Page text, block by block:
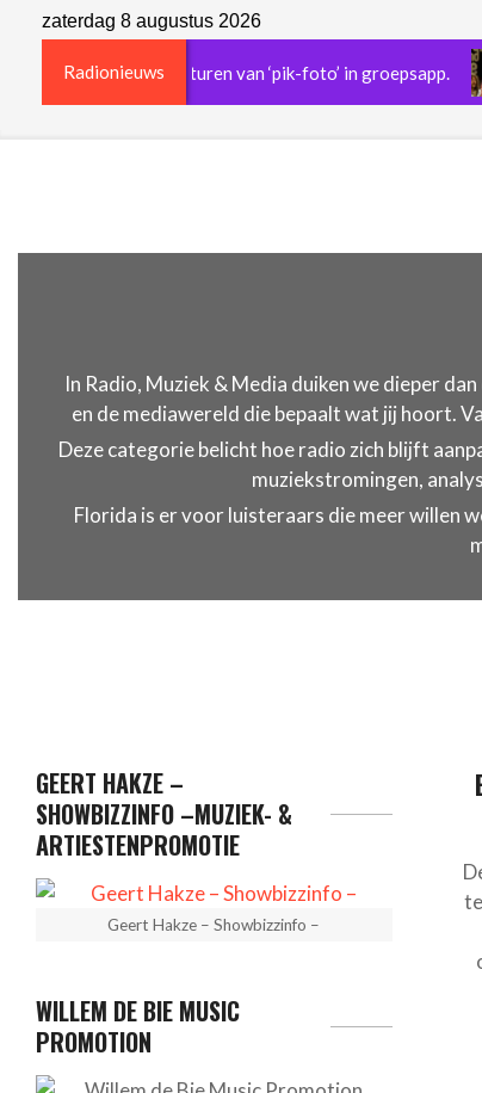
zaterdag 8 augustus 2026
Radionieuws
na versturen van ‘pik-foto’ in groepsapp.
In Radio, Muziek & Media duiken we dieper
en de mediawereld die bepaalt wat jij hoort.
Deze categorie belicht hoe radio zich blijft
muziekstromingen,
Florida is er voor luisteraars die meer willen
GEERT HAKZE –
SHOWBIZZINFO –MUZIEK- &
ARTIESTENPROMOTIE
Geert Hakze – Showbizzinfo –
WILLEM DE BIE MUSIC
PROMOTION